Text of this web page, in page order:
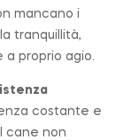
mancano i
tranquillità,
proprio agio.
costante e
cane non